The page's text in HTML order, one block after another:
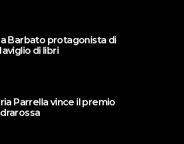
Barbato protagonista di
di libri
Parrella vince il premio